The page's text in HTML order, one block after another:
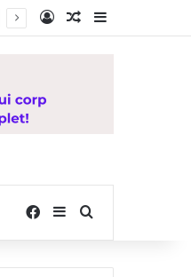
Log InRandom Article
Facebook
SidebarSearch for